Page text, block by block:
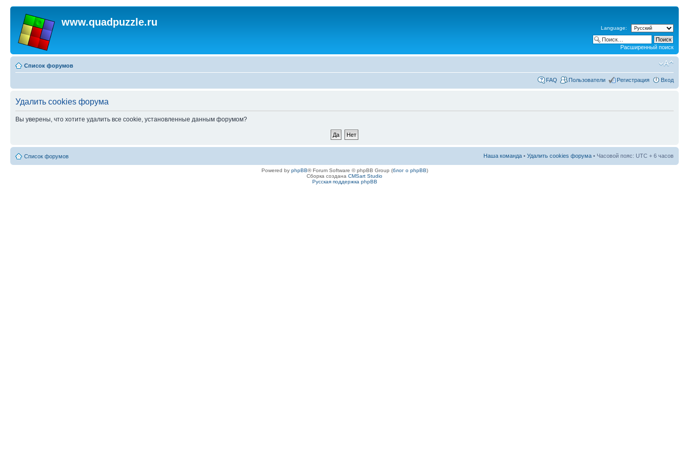
www.quadpuzzle.ru
Language:
Расширенный поиск
Список форумов
FAQ Пользователи Регистрация Вход
Удалить cookies форума
Вы уверены, что хотите удалить все cookie, установленные данным форумом?
Список форумов Наша команда • Удалить cookies форума • Часовой пояс: UTC + 6 часов
Powered by phpBB® Forum Software © phpBB Group (блог о phpBB)
Сборка создана CMSart Studio
Русская поддержка phpBB